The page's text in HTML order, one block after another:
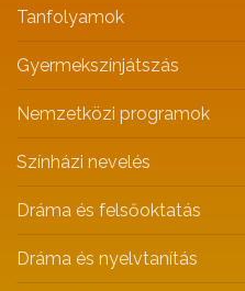
Tanfolyamok
Gyermekszínjátszás
Nemzetközi programok
Színházi nevelés
Dráma és felsőoktatás
Dráma és nyelvtanítás